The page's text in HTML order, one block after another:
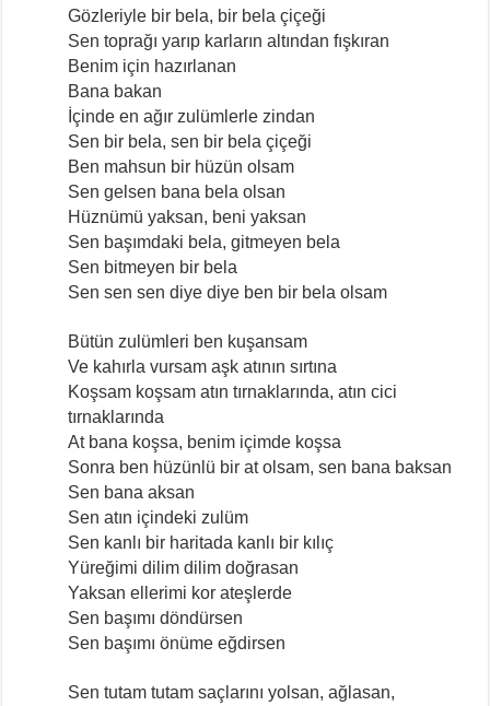
Gözleriyle bir bela, bir bela çiçeği
Sen toprağı yarıp karların altından fışkıran
Benim için hazırlanan
Bana bakan
İçinde en ağır zulümlerle zindan
Sen bir bela, sen bir bela çiçeği
Ben mahsun bir hüzün olsam
Sen gelsen bana bela olsan
Hüznümü yaksan, beni yaksan
Sen başımdaki bela, gitmeyen bela
Sen bitmeyen bir bela
Sen sen sen diye diye ben bir bela olsam
Bütün zulümleri ben kuşansam
Ve kahırla vursam aşk atının sırtına
Koşsam koşsam atın tırnaklarında, atın cici
tırnaklarında
At bana koşsa, benim içimde koşsa
Sonra ben hüzünlü bir at olsam, sen bana baksan
Sen bana aksan
Sen atın içindeki zulüm
Sen kanlı bir haritada kanlı bir kılıç
Yüreğimi dilim dilim doğrasan
Yaksan ellerimi kor ateşlerde
Sen başımı döndürsen
Sen başımı önüme eğdirsen
Sen tutam tutam saçlarını yolsan, ağlasan,